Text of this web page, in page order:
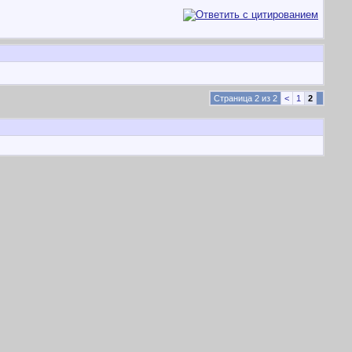
Страница 2 из 2 < 1 2